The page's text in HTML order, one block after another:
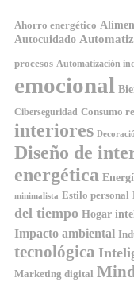
Ahorro energético
Autocuidado
procesos Automatización
emocional
Ciberseguridad Consumo
interiores
Diseño de
energética
minimalista Estilo personal
del tiempo Hogar
Impacto ambiental
tecnológica
Marketing digital